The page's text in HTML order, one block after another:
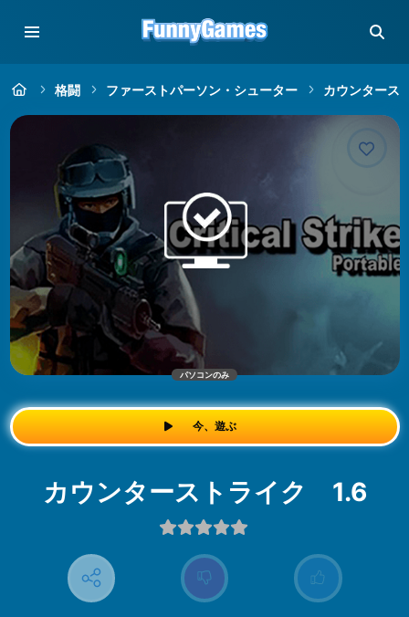
格闘 ファーストパーソン・シューター カウンタース
パソコンのみ
今、遊ぶ
カウンターストライク 1.6